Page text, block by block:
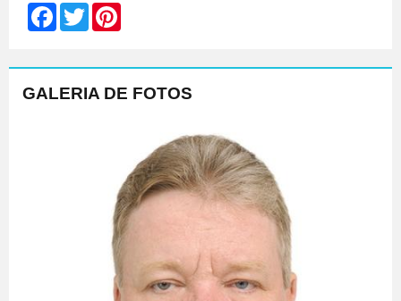
Facebook
Twitter
GALERIA DE FOTOS